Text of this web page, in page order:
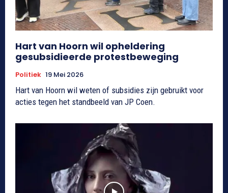
Hart van Hoorn wil opheldering
gesubsidieerde protestbeweging
Politiek 19 Mei 2026
Hart van Hoorn wil weten of subsidies zijn gebruikt voor
acties tegen het standbeeld van JP Coen.